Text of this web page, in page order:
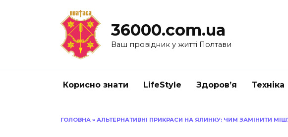
36000.com.ua
Ваш провідник у житті Полтави
Корисно знати LifeStyle Здоров’я Техніка
ГОЛОВНА » АЛЬТЕРНАТИВНІ ПРИКРАСИ НА ЯЛИНКУ: ЧИМ ЗАМІНИТИ